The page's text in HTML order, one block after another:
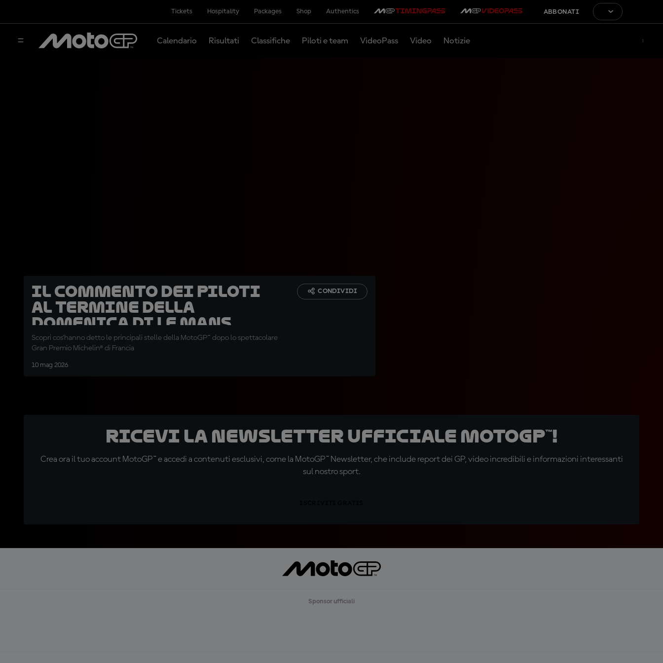
Tickets Hospitality Packages Shop Authentics ABBONATI
Calendario Risultati Classifiche Piloti e team VideoPass Video Notizie
Il commento dei piloti
al termine della
domenica di Le Mans
Scopri cos'hanno detto le principali stelle della MotoGP™ dopo lo spettacolare
Gran Premio Michelin® di Francia
10 mag 2026
CONDIVIDI
Ricevi la newsletter ufficiale MotoGP™!
Crea ora il tuo account MotoGP™ e accedi a contenuti esclusivi, come la MotoGP™ Newsletter, che include report dei GP, video incredibili e informazioni interessanti
sul nostro sport.
Sponsor ufficiali